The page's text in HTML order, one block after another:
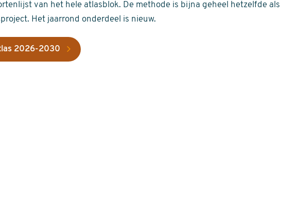
van het hele atlasblok. De methode is bijna geheel hetzelfde als
Het jaarrond onderdeel is nieuw.
2026-2030